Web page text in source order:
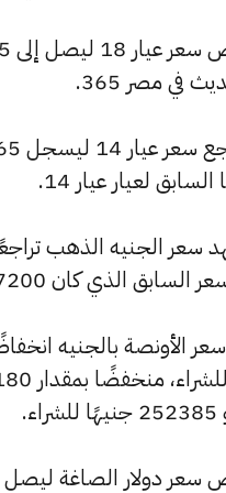
في مصر 365.
لعيار عيار 14.
كان 57200 جنيهًا للبيع و56800 جنيهًا للشراء.